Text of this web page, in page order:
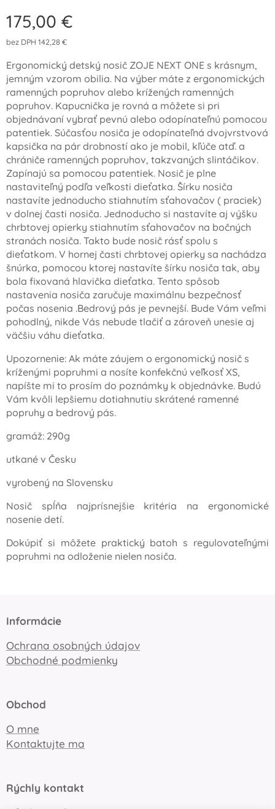
175,00 €
bez DPH 142,28 €
Ergonomický detský nosič ZOJE NEXT ONE s krásnym,
jemným vzorom obilia. Na výber máte z ergonomických
ramenných popruhov alebo krížených ramenných
popruhov. Kapucnička je rovná a môžete si pri
objednávaní vybrať pevnú alebo odopínateľnú pomocou
patentiek. Súčasťou nosiča je odopínateľná dvojvrstvová
kapsička na pár drobností ako je mobil, kľúče atď. a
chrániče ramenných popruhov, takzvaných slintáčikov.
Zapínajú sa pomocou patentiek. Nosič je plne
nastaviteľný podľa veľkosti dieťatka. Šírku nosiča
nastavíte jednoducho stiahnutím sťahovačov ( praciek)
v dolnej časti nosiča. Jednoducho si nastavíte aj výšku
chrbtovej opierky stiahnutím sťahovačov na bočných
stranách nosiča. Takto bude nosič rásť spolu s
dieťatkom. V hornej časti chrbtovej opierky sa nachádza
šnúrka, pomocou ktorej nastavíte šírku nosiča tak, aby
bola fixovaná hlavička dieťatka. Tento spôsob
nastavenia nosiča zaručuje maximálnu bezpečnosť
počas nosenia .Bedrový pás je pevnejší. Bude Vám veľmi
pohodlný, nikde Vás nebude tlačiť a zároveň unesie aj
väčšiu váhu dieťatka.
Upozornenie: Ak máte záujem o ergonomický nosič s
kríženými popruhmi a nosíte konfekčnú veľkosť XS,
napíšte mi to prosím do poznámky k objednávke. Budú
Vám kvôli lepšiemu dotiahnutiu skrátené ramenné
popruhy a bedrový pás.
gramáž: 290g
utkané v Česku
vyrobený na Slovensku
Nosič spĺňa najprísnejšie kritéria na ergonomické
nosenie detí.
Dokúpiť si môžete praktický batoh s regulovateľnými
popruhmi na odloženie nielen nosiča.
Informácie
Ochrana osobných údajov
Obchodné podmienky
Obchod
O mne
Kontaktujte ma
Rýchly kontakt